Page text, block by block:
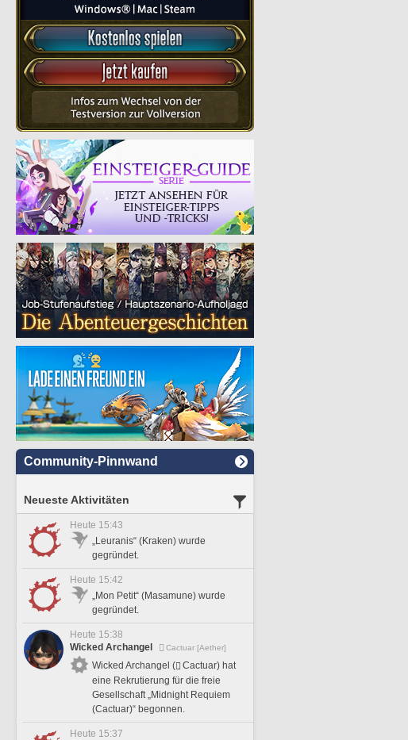
Community-Pinnwand
Neueste Aktivitäten
Heute 15:43
„Leuranis“ (Kraken) wurde
gegründet.
Heute 15:42
„Mon Petit“ (Masamune) wurde
gegründet.
Heute 15:38
Wicked Archangel
Cactuar [Aether]
Wicked Archangel (
Cactuar) hat
eine Rekrutierung für die freie
Gesellschaft „Midnight Requiem
(Cactuar)“ begonnen.
Heute 15:37